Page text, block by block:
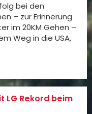
bei den
– zur Erinnerung
im 20KM Gehen –
Weg in die USA,
LG Rekord beim